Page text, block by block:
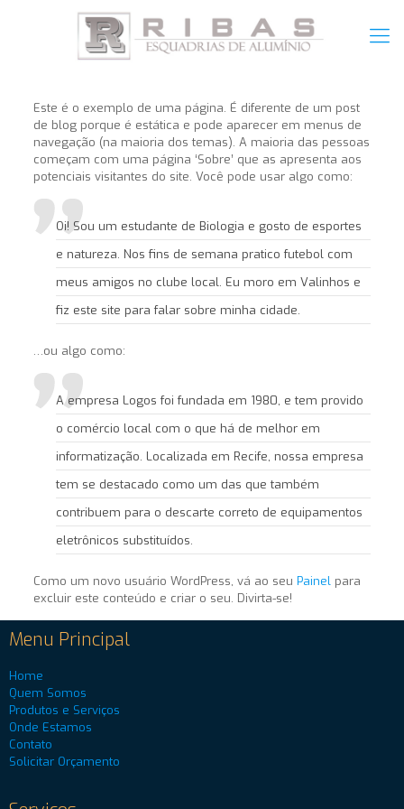
Este é o exemplo de uma página. É diferente de um post
de blog porque é estática e pode aparecer em menus de
navegação (na maioria dos temas). A maioria das pessoas
começam com uma página ‘Sobre’ que as apresenta aos
potenciais visitantes do site. Você pode usar algo como:
Oi! Sou um estudante de Biologia e gosto de esportes
e natureza. Nos fins de semana pratico futebol com
meus amigos no clube local. Eu moro em Valinhos e
fiz este site para falar sobre minha cidade.
…ou algo como:
A empresa Logos foi fundada em 1980, e tem provido
o comércio local com o que há de melhor em
informatização. Localizada em Recife, nossa empresa
tem se destacado como um das que também
contribuem para o descarte correto de equipamentos
eletrônicos substituídos.
Como um novo usuário WordPress, vá ao seu Painelpara
excluir este conteúdo e criar o seu. Divirta-se!
Menu Principal
Home
Quem Somos
Produtos e Serviços
Onde Estamos
Contato
Solicitar Orçamento